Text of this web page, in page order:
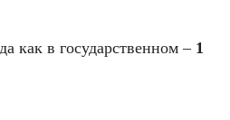
как в государственном – 1